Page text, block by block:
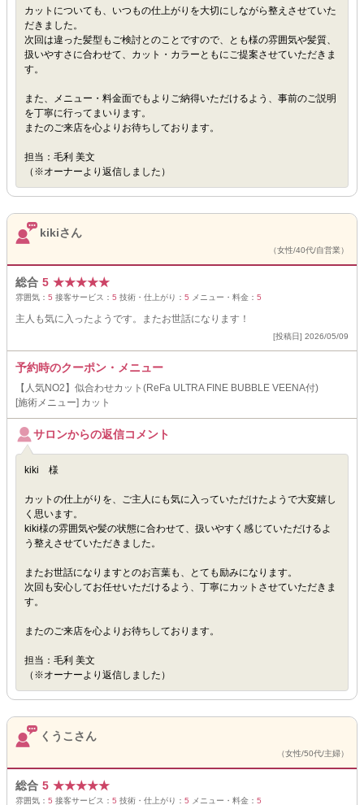
カットについても、いつもの仕上がりを大切にしながら整えさせていた
だきました。
次回は違った髪型もご検討とのことですので、とも様の雰囲気や髪質、
扱いやすさに合わせて、カット・カラーともにご提案させていただきま
す。
また、メニュー・料金面でもよりご納得いただけるよう、事前のご説明
を丁寧に行ってまいります。
またのご来店を心よりお待ちしております。
担当：毛利 美文
（※オーナーより返信しました）
kikiさん
（女性/40代/自営業）
総合 5 ★★★★★
雰囲気： 5 接客サービス： 5 技術・仕上がり： 5 メニュー・料金： 5
主人も気に入ったようです。またお世話になります！
[投稿日] 2026/05/09
予約時のクーポン・メニュー
【人気NO2】似合わせカット(ReFa ULTRA FINE BUBBLE VEENA付)
[施術メニュー] カット
サロンからの返信コメント
kiki 様
カットの仕上がりを、ご主人にも気に入っていただけたようで大変嬉し
く思います。
kiki様の雰囲気や髪の状態に合わせて、扱いやすく感じていただけるよ
う整えさせていただきました。
またお世話になりますとのお言葉も、とても励みになります。
次回も安心してお任せいただけるよう、丁寧にカットさせていただきま
す。
またのご来店を心よりお待ちしております。
担当：毛利 美文
（※オーナーより返信しました）
くうこさん
（女性/50代/主婦）
総合 5 ★★★★★
雰囲気： 5 接客サービス： 5 技術・仕上がり： 5 メニュー・料金： 5